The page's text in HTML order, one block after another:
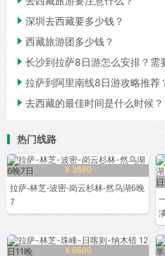
 深圳去西藏要多少钱？
 西藏旅游团多少钱？
 长沙到拉萨8日游怎么安排？需
 拉萨到阿里南线8日游攻略推荐
 去西藏的最佳时间是什么时候？
热门线路
¥ 3680
拉萨-林芝-波密-岗云杉林-然乌湖6晚
7
¥ 6600